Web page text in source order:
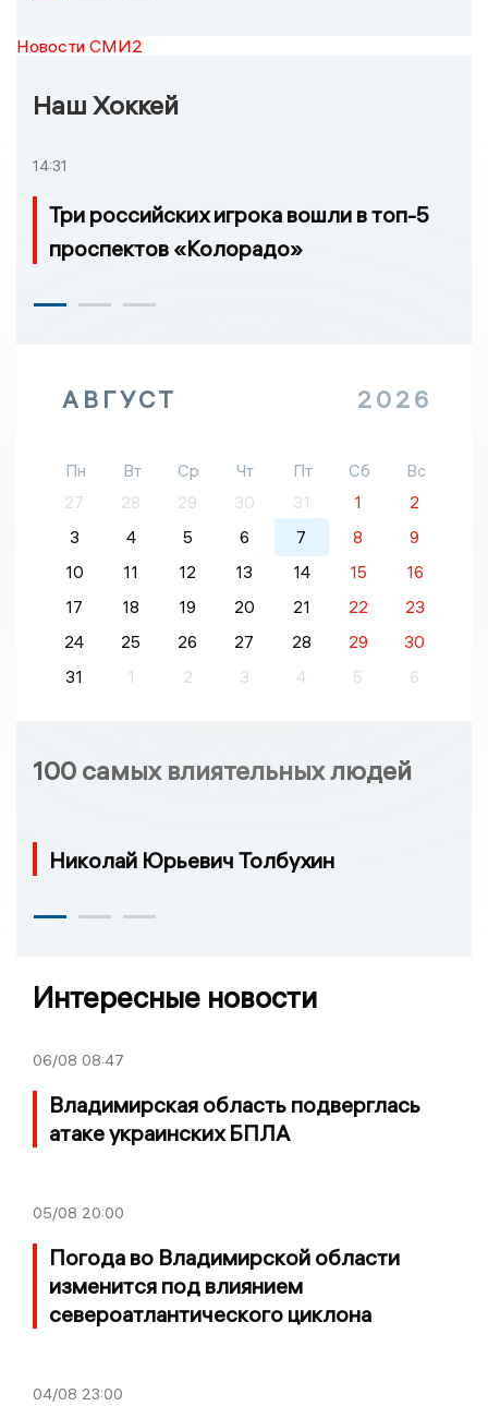
Новости СМИ2
Наш Хоккей
14:31
Три российских игрока вошли в топ-5
проспектов «Колорадо»
АВГУСТ 2026
Пн Вт Ср Чт Пт Сб
Вс
27
28 29 30 31 1
2
3
4 5 6 7 8
9
10
11 12 13 14 15
16
17
18 19 20 21 22
23
24
25 26 27 28 29
30
31
1 2 3 4 5 6
100 самых влиятельных людей
Николай Юрьевич Толбухин
Интересные новости
06/08 08:47
Владимирская область подверглась
атаке украинских БПЛА
05/08 20:00
Погода во Владимирской области
изменится под влиянием
североатлантического циклона
04/08 23:00